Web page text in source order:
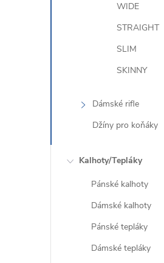
WIDE
STRAIGHT
SLIM
SKINNY
Dámské rifle
Džíny pro koňáky
Kalhoty/Tepláky
Pánské kalhoty
Dámské kalhoty
Pánské tepláky
Dámské tepláky